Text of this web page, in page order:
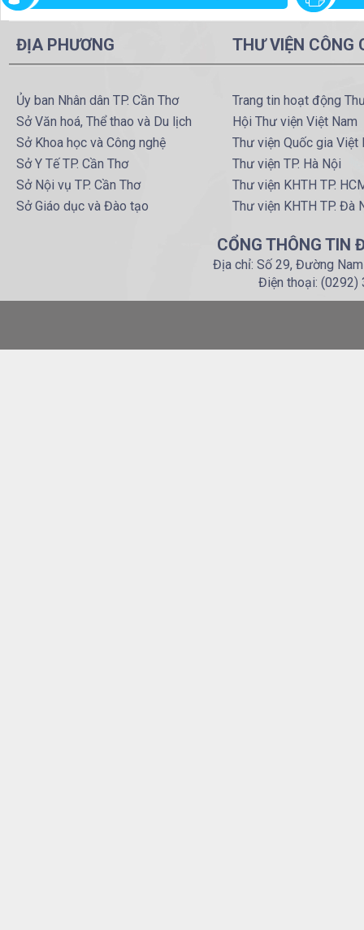
ĐỊA PHƯƠNG
Ủy ban Nhân dân TP. Cần Thơ
Sở Văn hoá, Thể thao và Du lịch
Sở Khoa học và Công nghệ
Sở Y Tế TP. Cần Thơ
Sở Nội vụ TP. Cần Thơ
Sở Giáo dục và Đào tạo
THƯ VIỆN CÔNG
Trang tin hoạt động
Hội Thư viện Việt Nam
Thư viện Quốc gia Việt
Thư viện TP. Hà Nội
Thư viện KHTH TP.
Thư viện KHTH TP. Đà
CỔNG THÔNG TIN
Địa chỉ: Số 29, Đường
Điện thoại: (0292)